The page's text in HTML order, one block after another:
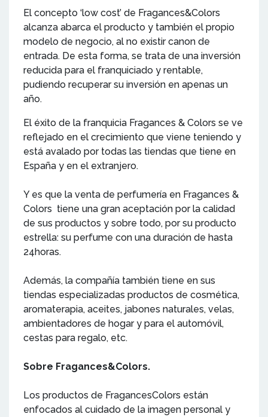
El concepto ‘low cost’ de Fragances&Colors
alcanza abarca el producto y también el propio
modelo de negocio, al no existir canon de
entrada. De esta forma, se trata de una inversión
reducida para el franquiciado y rentable,
pudiendo recuperar su inversión en apenas un
año.
El éxito de la franquicia Fragances & Colors se ve
reflejado en el crecimiento que viene teniendo y
está avalado por todas las tiendas que tiene en
España y en el extranjero.
Y es que la venta de perfumería en Fragances &
Colors tiene una gran aceptación por la calidad
de sus productos y sobre todo, por su producto
estrella: su perfume con una duración de hasta
24horas.
Además, la compañía también tiene en sus
tiendas especializadas productos de cosmética,
aromaterapia, aceites, jabones naturales, velas,
ambientadores de hogar y para el automóvil,
cestas para regalo, etc.
Sobre Fragances&Colors.
Los productos de FragancesColors están
enfocados al cuidado de la imagen personal y